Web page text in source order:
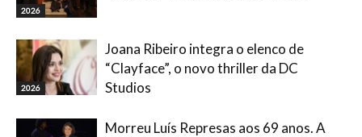
2026
2026
Joana Ribeiro integra o elenco de
“Clayface”, o novo thriller da DC
Studios
Morreu Luís Represas aos 69 anos. A